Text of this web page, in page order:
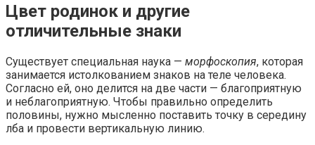
Цвет родинок и другие
отличительные знаки
Существует специальная наука — морфоскопия, которая
занимается истолкованием знаков на теле человека.
Согласно ей, оно делится на две части — благоприятную
и неблагоприятную. Чтобы правильно определить
половины, нужно мысленно поставить точку в середину
лба и провести вертикальную линию.